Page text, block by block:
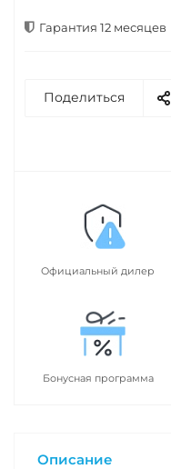
Гарантия 12 месяцев
Поделиться
Официальный дилер
Бонусная программа
Описание